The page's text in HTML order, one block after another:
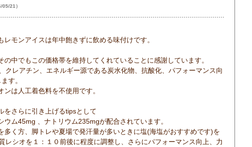
05/21）
モンアイスは年中飽きずに飲める味付けです。
中でもこの価格帯を維持してくれていることに感謝しています。
クレアチン、エネルギー源である炭水化物、抗酸化、パフォーマンス向
す。
は人工着色料を不使用です。
をさらに引き上げるtipsとして
ム45mg 、ナトリウム235mgが配合されています。
多く方、脚トレや夏場で発汗量が多いときに塩(海塩がおすすめです)を
レシオを１：１０前後に程度に調整し、さらにパフォーマンス向上、力